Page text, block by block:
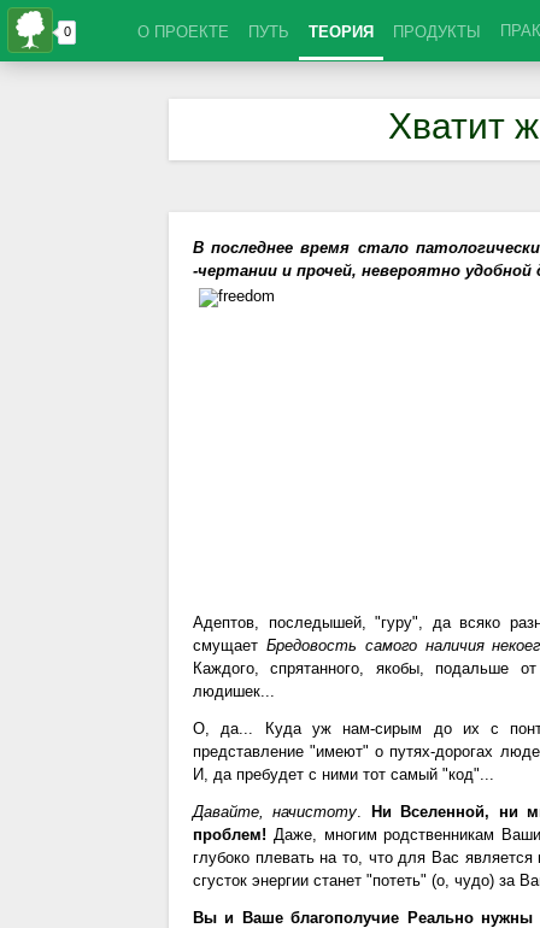
О ПРОЕКТЕ ПУТЬ ТЕОРИЯ ПРОДУКТЫ
Хватит
В последнее время стало
-чертании и прочей, невероятно удобной
Адептов, последышей, "гуру", да всяко
смущает Бредовость самого наличия
Каждого, спрятанного, якобы, подальше
людишек...
О, да... Куда уж нам-сирым до их с
представление "имеют" о путях-дорогах
И, да пребудет с ними тот самый "код"...
Давайте, начистоту.
Ни Вселенной, ни
проблем! Даже, многим родственникам
глубоко плевать на то, что для Вас
сгусток энергии станет "потеть" (о, чудо) за
Вы и Ваше благополучие Реально